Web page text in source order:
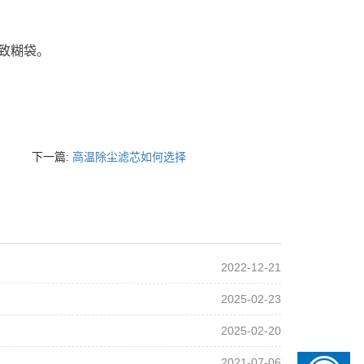
袋。
下一篇:高温除尘滤芯如何选择
2022-12-21
2025-02-23
2025-02-20